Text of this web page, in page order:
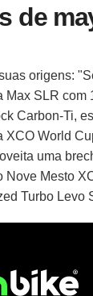
de
origens:
Max SLR com
Carbon-Ti,
XCO World
uma
Nove Mesto
Turbo Levo